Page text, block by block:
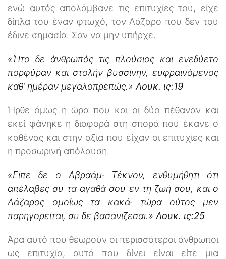
ενώ αυτός απολάμβανε τις επιτυχίες του, είχε
δίπλα του έναν φτωχό, τον Λάζαρο που δεν του
έδινε σημασία. Σαν να μην υπήρχε.
«Ήτο δε άνθρωπός τις πλούσιος και ενεδύετο
πορφύραν και στολήν βυσσίνην, ευφραινόμενος
καθ’ ημέραν μεγαλοπρεπώς.» Λουκ. ις:19
Ήρθε όμως η ώρα που και οι δύο πέθαναν και
εκεί φάνηκε η διαφορά στη σπορά που έκανε ο
καθένας και στην αξία που είχαν οι επιτυχίες και
η προσωρινή απόλαυση.
«Είπε δε ο Αβραάμ· Τέκνον, ενθυμήθητι ότι
απέλαβες συ τα αγαθά σου εν τη ζωή σου, και ο
Λάζαρος ομοίως τα κακά· τώρα ούτος μεν
παρηγορείται, συ δε βασανίζεσαι.» Λουκ. ις:25
Άρα αυτό που θεωρούν οι περισσότεροι άνθρωποι
ως επιτυχία, αυτό που δίνει είναι είτε μια